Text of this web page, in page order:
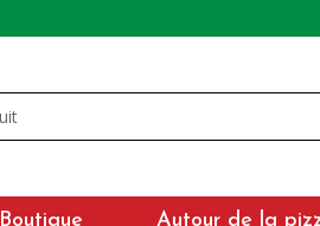
Boutique Autour de la